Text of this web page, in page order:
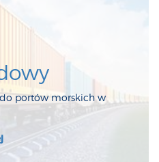
do portów morskich w